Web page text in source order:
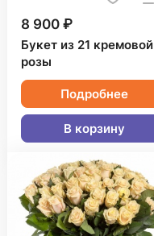
8 900 ₽
Букет из 21 кремовой
розы
Подробнее
В корзину